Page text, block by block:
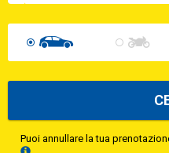
Puoi annullare la tua